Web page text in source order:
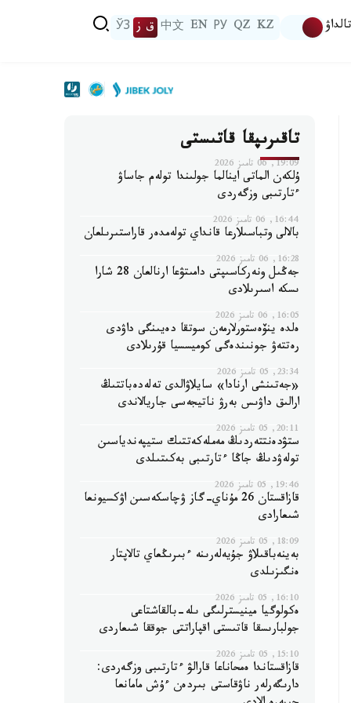
تالداۋ KZ
QZ
РУ
EN
中文 ق ز ЎЗ
تاقىرىپقا قاتىستى
19:09, 06 تامىز 2026
ۇلكەن الماتى اينالما جولىندا تولەم جاساۋ
ءتارتىبى وزگەردى
16:44, 06 تامىز 2026
بالالى وتباسىلارعا قانداي تولەمدەر قاراستىرىلعان
16:28, 06 تامىز 2026
جەڭىل ونەركاسىپتى دامىتۋعا ارنالعان 28 شارا
ىسكە اسىرىلادى
16:05, 06 تامىز 2026
ەلدە ينۆەستورلارمەن سوتقا دەيىنگى داۋدى
رەتتەۋ جونىندەگى كوميسسيا قۇرىلادى
23:34, 05 تامىز 2026
«جەتىنشى ارنادا» سايلاۋالدى تەلەدەباتتىڭ
ارالىق داۋىس بەرۋ ناتيجەسى جاريالاندى
20:11, 05 تامىز 2026
ستۋدەنتتەردىڭ مەملەكەتتىك ستيپەندياسىن
تولەۋدىڭ جاڭا ءتارتىبى بەكىتىلدى
19:46, 05 تامىز 2026
قازاقستان 26 مۇناي-گاز ۋچاسكەسىن اۋكسيونعا
شىعارادى
18:09, 05 تامىز 2026
بەينەباقىلاۋ جۇيەلەرىنە ءبىرىڭعاي تالاپتار
ەنگىزىلدى
16:10, 05 تامىز 2026
ەكولوگيا مينيسترلىگى ىلە-بالقاشتاعى
جولبارىسقا قاتىستى اقپاراتتى جوققا شىعاردى
15:10, 05 تامىز 2026
قازاقستاندا ەمحاناعا قارالۋ ءتارتىبى وزگەردى:
دارىگەرلەر ناۋقاستى بىردەن ءۇش مامانعا